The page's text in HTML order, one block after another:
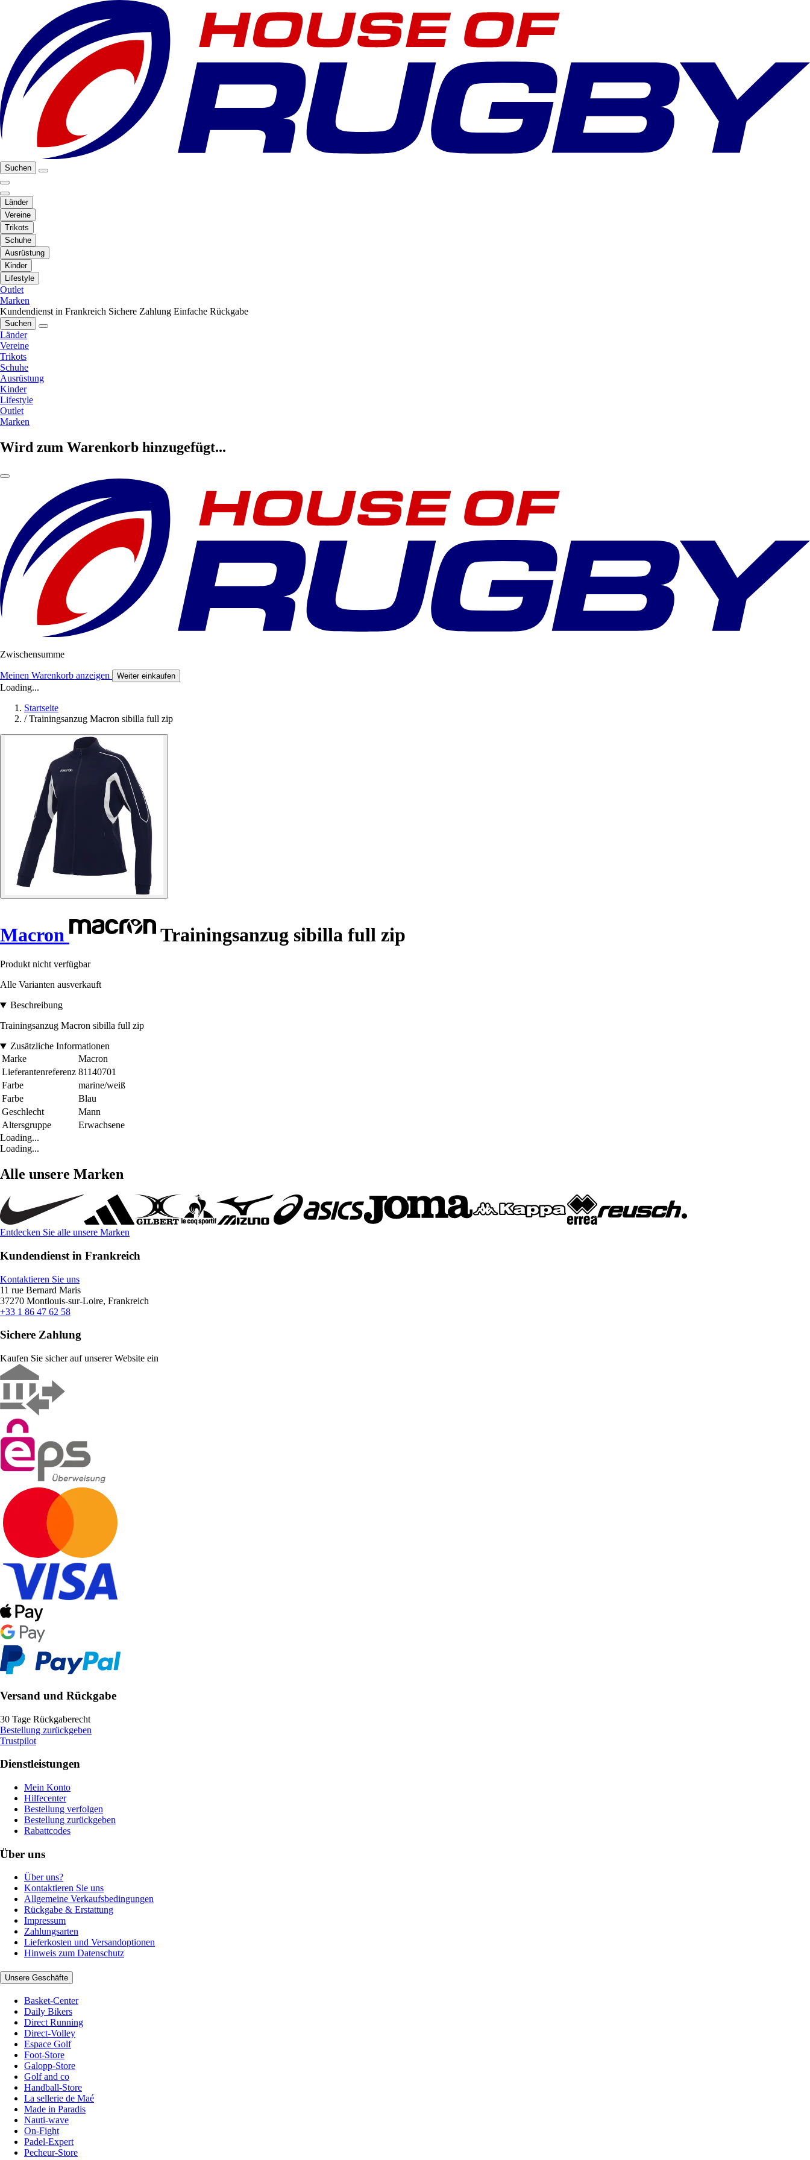
Suchen
Länder
Vereine
Trikots
Schuhe
Ausrüstung
Kinder
Lifestyle
Outlet
Marken
Kundendienst in Frankreich Sichere Zahlung Einfache Rückgabe
Suchen
Länder
Vereine
Trikots
Schuhe
Ausrüstung
Kinder
Lifestyle
Outlet
Marken
Wird zum Warenkorb hinzugefügt...
Zwischensumme
Meinen Warenkorb anzeigen Weiter einkaufen
Loading...
Startseite
/ Trainingsanzug Macron sibilla full zip
Macron Trainingsanzug sibilla full zip
Produkt nicht verfügbar
Alle Varianten ausverkauft
Beschreibung
Trainingsanzug Macron sibilla full zip
Zusätzliche Informationen
Marke
Macron
Lieferantenreferenz 81140701
Farbe
marine/weiß
Farbe
Blau
Geschlecht
Mann
Altersgruppe
Erwachsene
Loading...
Loading...
Alle unsere Marken
Entdecken Sie alle unsere Marken
Kundendienst in Frankreich
Kontaktieren Sie uns
11 rue Bernard Maris
37270 Montlouis-sur-Loire, Frankreich
+33 1 86 47 62 58
Sichere Zahlung
Kaufen Sie sicher auf unserer Website ein
Versand und Rückgabe
30 Tage Rückgaberecht
Bestellung zurückgeben
Trustpilot
Dienstleistungen
Mein Konto
Hilfecenter
Bestellung verfolgen
Bestellung zurückgeben
Rabattcodes
Über uns
Über uns?
Kontaktieren Sie uns
Allgemeine Verkaufsbedingungen
Rückgabe & Erstattung
Impressum
Zahlungsarten
Lieferkosten und Versandoptionen
Hinweis zum Datenschutz
Unsere Geschäfte
Basket-Center
Daily Bikers
Direct Running
Direct-Volley
Espace Golf
Foot-Store
Galopp-Store
Golf and co
Handball-Store
La sellerie de Maé
Made in Paradis
Nauti-wave
On-Fight
Padel-Expert
Pecheur-Store